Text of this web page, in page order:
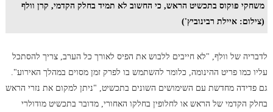
משחקי פוקוס בתכשיט הראש, כי החשוב לא תמיד בחלק הקדמי, קרן וולף
(צילום: איילת רבינוביץ')
לדבריה של וולף, "לא חייבים ללבוש את הפיס לאורך כל הערב, צריך להסתכל
עליו כמו פריט ההינומה, כלומר להשתמש בו לפרק זמן מסוים במהלך האירוע".
גם פדידה מחדשת עם השימושים השונים בתכשיט, "ניתן למקום את נזרי הראש
בחלק הקדמי של הראש או לחלופין בחלקו האחורי, מדובר בתכשיט מודולרי